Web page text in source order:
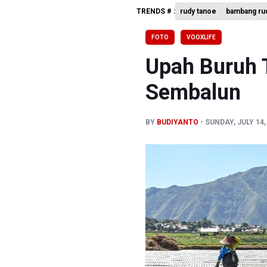
Dari
TRENDS # : rudy tanoe bambang
FOTO VOOXLIFE
Upah Buruh
Sembalun
BY BUDIYANTO SUNDAY, JULY